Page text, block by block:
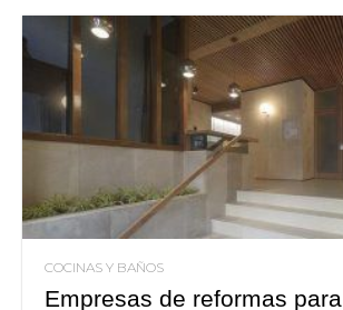
COCINAS Y BAÑOS
Empresas de reformas para